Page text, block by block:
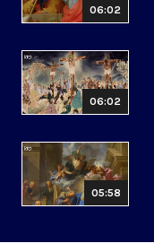
06:02
06:02
05:58